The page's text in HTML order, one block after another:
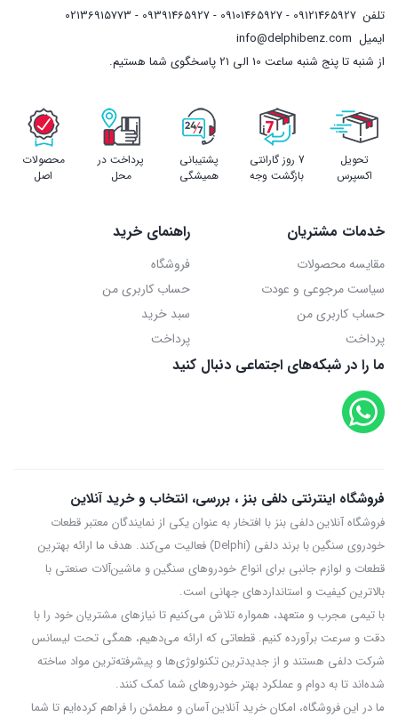
تلفن 09121465927 - 09101465927 - 09391465927 - 02136915773
ایمیل info@delphibenz.com
از شنبه تا پنج شنبه ساعت 10 الی 21 پاسخگوی شما هستیم.
تحویل
اکسپرس
7 روز گارانتی
بازگشت وجه
پشتیبانی
همیشگی
پرداخت در
محل
محصولات
اصل
خدمات مشتریان
مقایسه محصولات
سیاست مرجوعی و عودت
حساب کاربری من
پرداخت
راهنمای خرید
فروشگاه
حساب کاربری من
سبد خرید
پرداخت
ما را در شبکه‌های اجتماعی دنبال کنید
فروشگاه اینترنتی دلفی بنز ، بررسی، انتخاب و خرید آنلاین
فروشگاه آنلاین دلفی بنز با افتخار به عنوان یکی از نمایندگان معتبر قطعات
خودروی سنگین با برند دلفی (Delphi) فعالیت می‌کند. هدف ما ارائه بهترین
قطعات و لوازم جانبی برای انواع خودروهای سنگین و ماشین‌آلات صنعتی با
بالاترین کیفیت و استانداردهای جهانی است.
با تیمی مجرب و متعهد، همواره تلاش می‌کنیم تا نیازهای مشتریان خود را با
دقت و سرعت برآورده کنیم. قطعاتی که ارائه می‌دهیم، همگی تحت لیسانس
شرکت دلفی هستند و از جدیدترین تکنولوژی‌ها و پیشرفته‌ترین مواد ساخته
شده‌اند تا به دوام و عملکرد بهتر خودروهای شما کمک کنند.
ما در این فروشگاه، امکان خرید آنلاین آسان و مطمئن را فراهم کرده‌ایم تا شما